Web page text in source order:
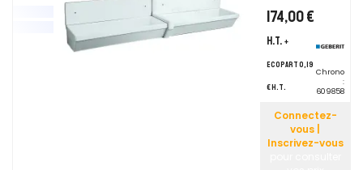
174,00 €
H.T. +
ecopart 0,19
€ H.T.
Chrono
:
609858
Connectez-
vous |
Inscrivez-vous